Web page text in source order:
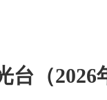
（2026